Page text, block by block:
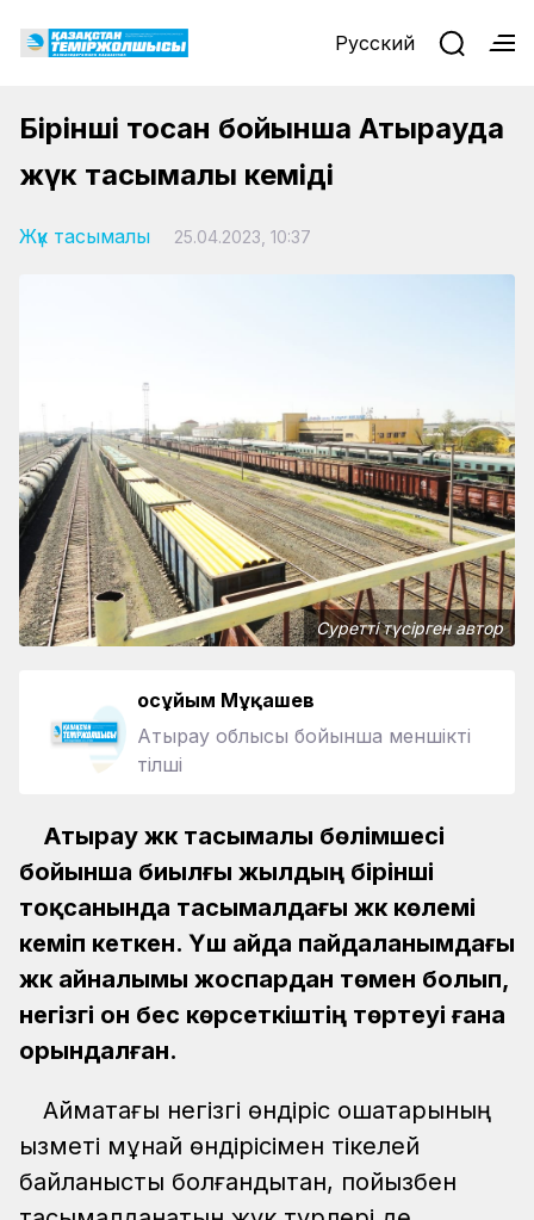
Русский
Бірінші тоқсан бойынша Атырауда
жүк тасымалы кеміді
Жүк тасымалы 25.04.2023, 10:37
Суретті түсірген автор
Қосұйым Мұқашев
Атырау облысы бойынша меншікті
тілші
Атырау жүк тасымалы бөлімшесі
бойынша биылғы жылдың бірінші
тоқсанында тасымалдағы жүк көлемі
кеміп кеткен. Үш айда пайдаланымдағы
жүк айналымы жоспардан төмен болып,
негізгі он бес көрсеткіштің төртеуі ғана
орындалған.
Аймақтағы негізгі өндіріс ошақтарының
қызметі мұнай өндірісімен тікелей
байланысты болғандықтан, пойызбен